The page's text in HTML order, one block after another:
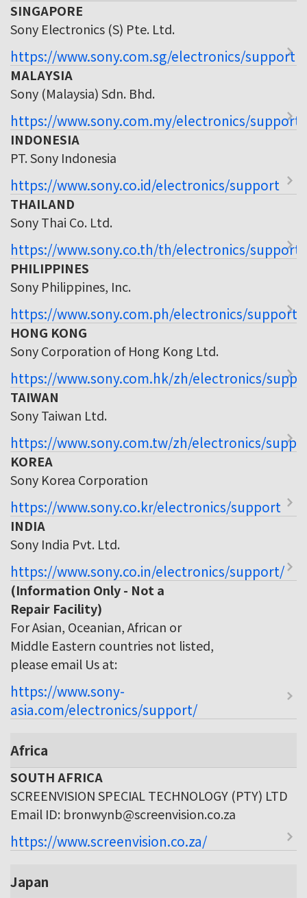
SINGAPORE
Sony Electronics (S) Pte. Ltd.
https://www.sony.com.sg/electronics/support
MALAYSIA
Sony (Malaysia) Sdn. Bhd.
https://www.sony.com.my/electronics/support
INDONESIA
PT. Sony Indonesia
https://www.sony.co.id/electronics/support
THAILAND
Sony Thai Co. Ltd.
https://www.sony.co.th/th/electronics/support
PHILIPPINES
Sony Philippines, Inc.
https://www.sony.com.ph/electronics/support
HONG KONG
Sony Corporation of Hong Kong Ltd.
https://www.sony.com.hk/zh/electronics/
TAIWAN
Sony Taiwan Ltd.
https://www.sony.com.tw/zh/electronics/
KOREA
Sony Korea Corporation
https://www.sony.co.kr/electronics/support
INDIA
Sony India Pvt. Ltd.
https://www.sony.co.in/electronics/support/
(Information Only - Not a
Repair Facility)
For Asian, Oceanian, African or
Middle Eastern countries not listed,
please email Us at:
https://www.sony-
asia.com/electronics/support/
Africa
SOUTH AFRICA
SCREENVISION SPECIAL TECHNOLOGY (PTY) LTD
Email ID: bronwynb@screenvision.co.za
https://www.screenvision.co.za/
Japan